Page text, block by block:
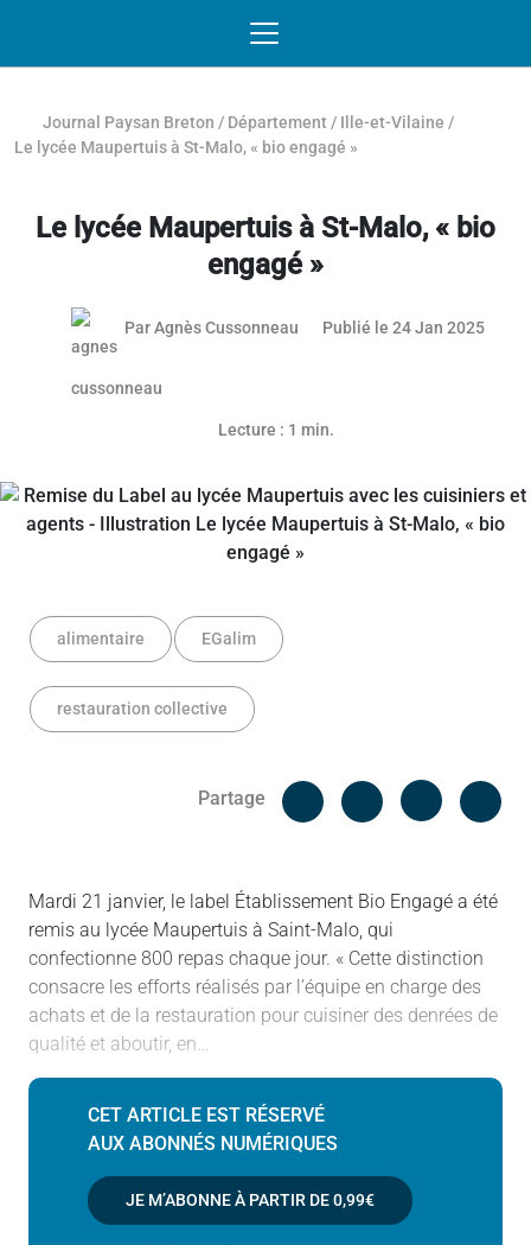
Journal Paysan Breton / Département / Ille-et-Vilaine /
Le lycée Maupertuis à St-Malo, « bio engagé »
Le lycée Maupertuis à St-Malo, « bio
engagé »
Article réservé aux abonnés
ParAgnès Cussonneau Publié le 24 Jan 202523
Lecture : 1 min.
alimentaire EGalim
restauration collective
Partage
Facebook
Mardi 21 janvier, le label Établissement Bio Engagé a été
remis au lycée Maupertuis à Saint-Malo, qui
confectionne 800 repas chaque jour. « Cette distinction
consacre les efforts réalisés par l’équipe en charge des
achats et de la restauration pour cuisiner des denrées de
qualité et aboutir, en…
CET ARTICLE EST RÉSERVÉ
AUX ABONNÉS NUMÉRIQUES
JE M’ABONNE À PARTIR DE0,99€